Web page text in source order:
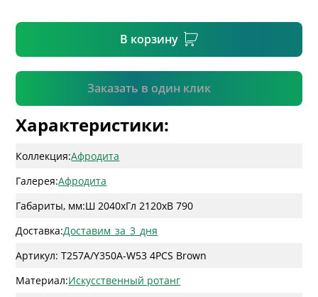
В корзину
Заказать в один клик
Подтвердить
Характеристики:
Коллекция:Афродита
Галерея:Афродита
Габариты, мм:Ш 2040xГл 2120xВ 790
Доставка:Доставим_за_3_дня
Артикул: T257A/Y350A-W53 4PCS Brown
Материал:Искусственный ротанг